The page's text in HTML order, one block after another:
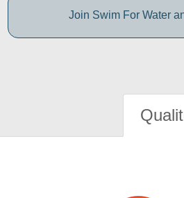
Join Swim For Water